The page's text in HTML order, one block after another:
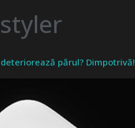
styler
părul? Dimpotrivă!